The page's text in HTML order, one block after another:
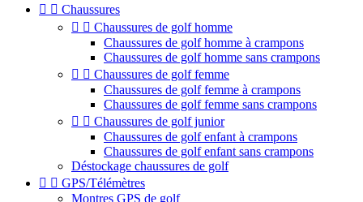
  Chaussures
  Chaussures de golf homme
Chaussures de golf homme à crampons
Chaussures de golf homme sans crampons
  Chaussures de golf femme
Chaussures de golf femme à crampons
Chaussures de golf femme sans crampons
  Chaussures de golf junior
Chaussures de golf enfant à crampons
Chaussures de golf enfant sans crampons
Déstockage chaussures de golf
  GPS/Télémètres
Montres GPS de golf